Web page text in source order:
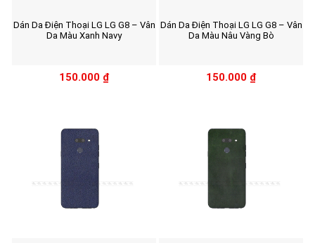
Dán Da Điện Thoại LG LG G8 – Vân
Da Màu Xanh Navy
150.000 ₫
Dán Da Điện Thoại LG LG G8 – Vân
Da Màu Nâu Vàng Bò
150.000 ₫